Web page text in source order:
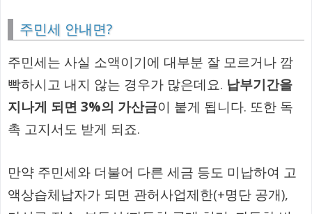
주민세 안내면?
주민세는 사실 소액이기에 대부분 잘 모르거나 깜
빡하시고 내지 않는 경우가 많은데요. 납부기간을
지나게 되면 3%의 가산금이 붙게 됩니다. 또한 독
촉 고지서도 받게 되죠.
만약 주민세와 더불어 다른 세금 등도 미납하여 고
액상습체납자가 되면 관허사업제한(+명단 공개),